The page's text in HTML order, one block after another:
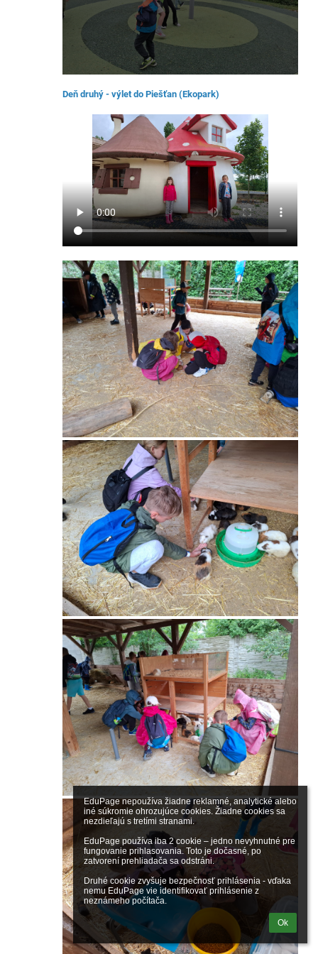
EduPage nepoužíva žiadne reklamné, analytické alebo
iné súkromie ohrozujúce cookies. Žiadne cookies sa
nezdieľajú s tretími stranami.
EduPage používa iba 2 cookie – jedno nevyhnutné pre
fungovanie prihlasovania. Toto je dočasné, po
zatvorení prehliadača sa odstráni.
Druhé cookie zvyšuje bezpečnosť prihlásenia - vďaka
nemu EduPage vie identifikovať prihlásenie z
neznámeho počítača.
Ok
Deň druhý - výlet do Piešťan (Ekopark)